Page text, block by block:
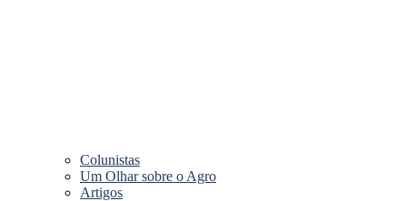
Colunistas
Um Olhar sobre o Agro
Artigos